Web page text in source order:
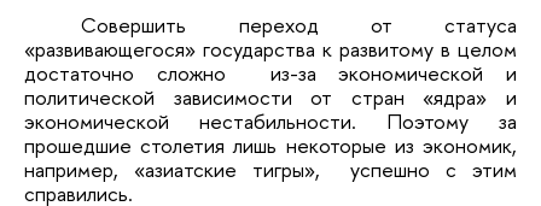
Совершить переход от статуса
«развивающегося» государства к развитому в целом
достаточно сложно из-за экономической и
политической зависимости от стран «ядра» и
экономической нестабильности. Поэтому за
прошедшие столетия лишь некоторые из экономик,
например, «азиатские тигры», успешно с этим
справились.